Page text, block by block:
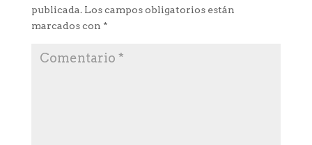
publicada. Los campos obligatorios están
marcados con *